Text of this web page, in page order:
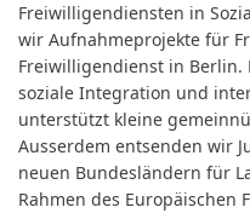
Freiwilligendiensten in
wir Aufnahmeprojekte für
Freiwilligendienst in
soziale Integration und
unterstützt kleine
Ausserdem entsenden wir
neuen Bundesländern für
Rahmen des Europäischen